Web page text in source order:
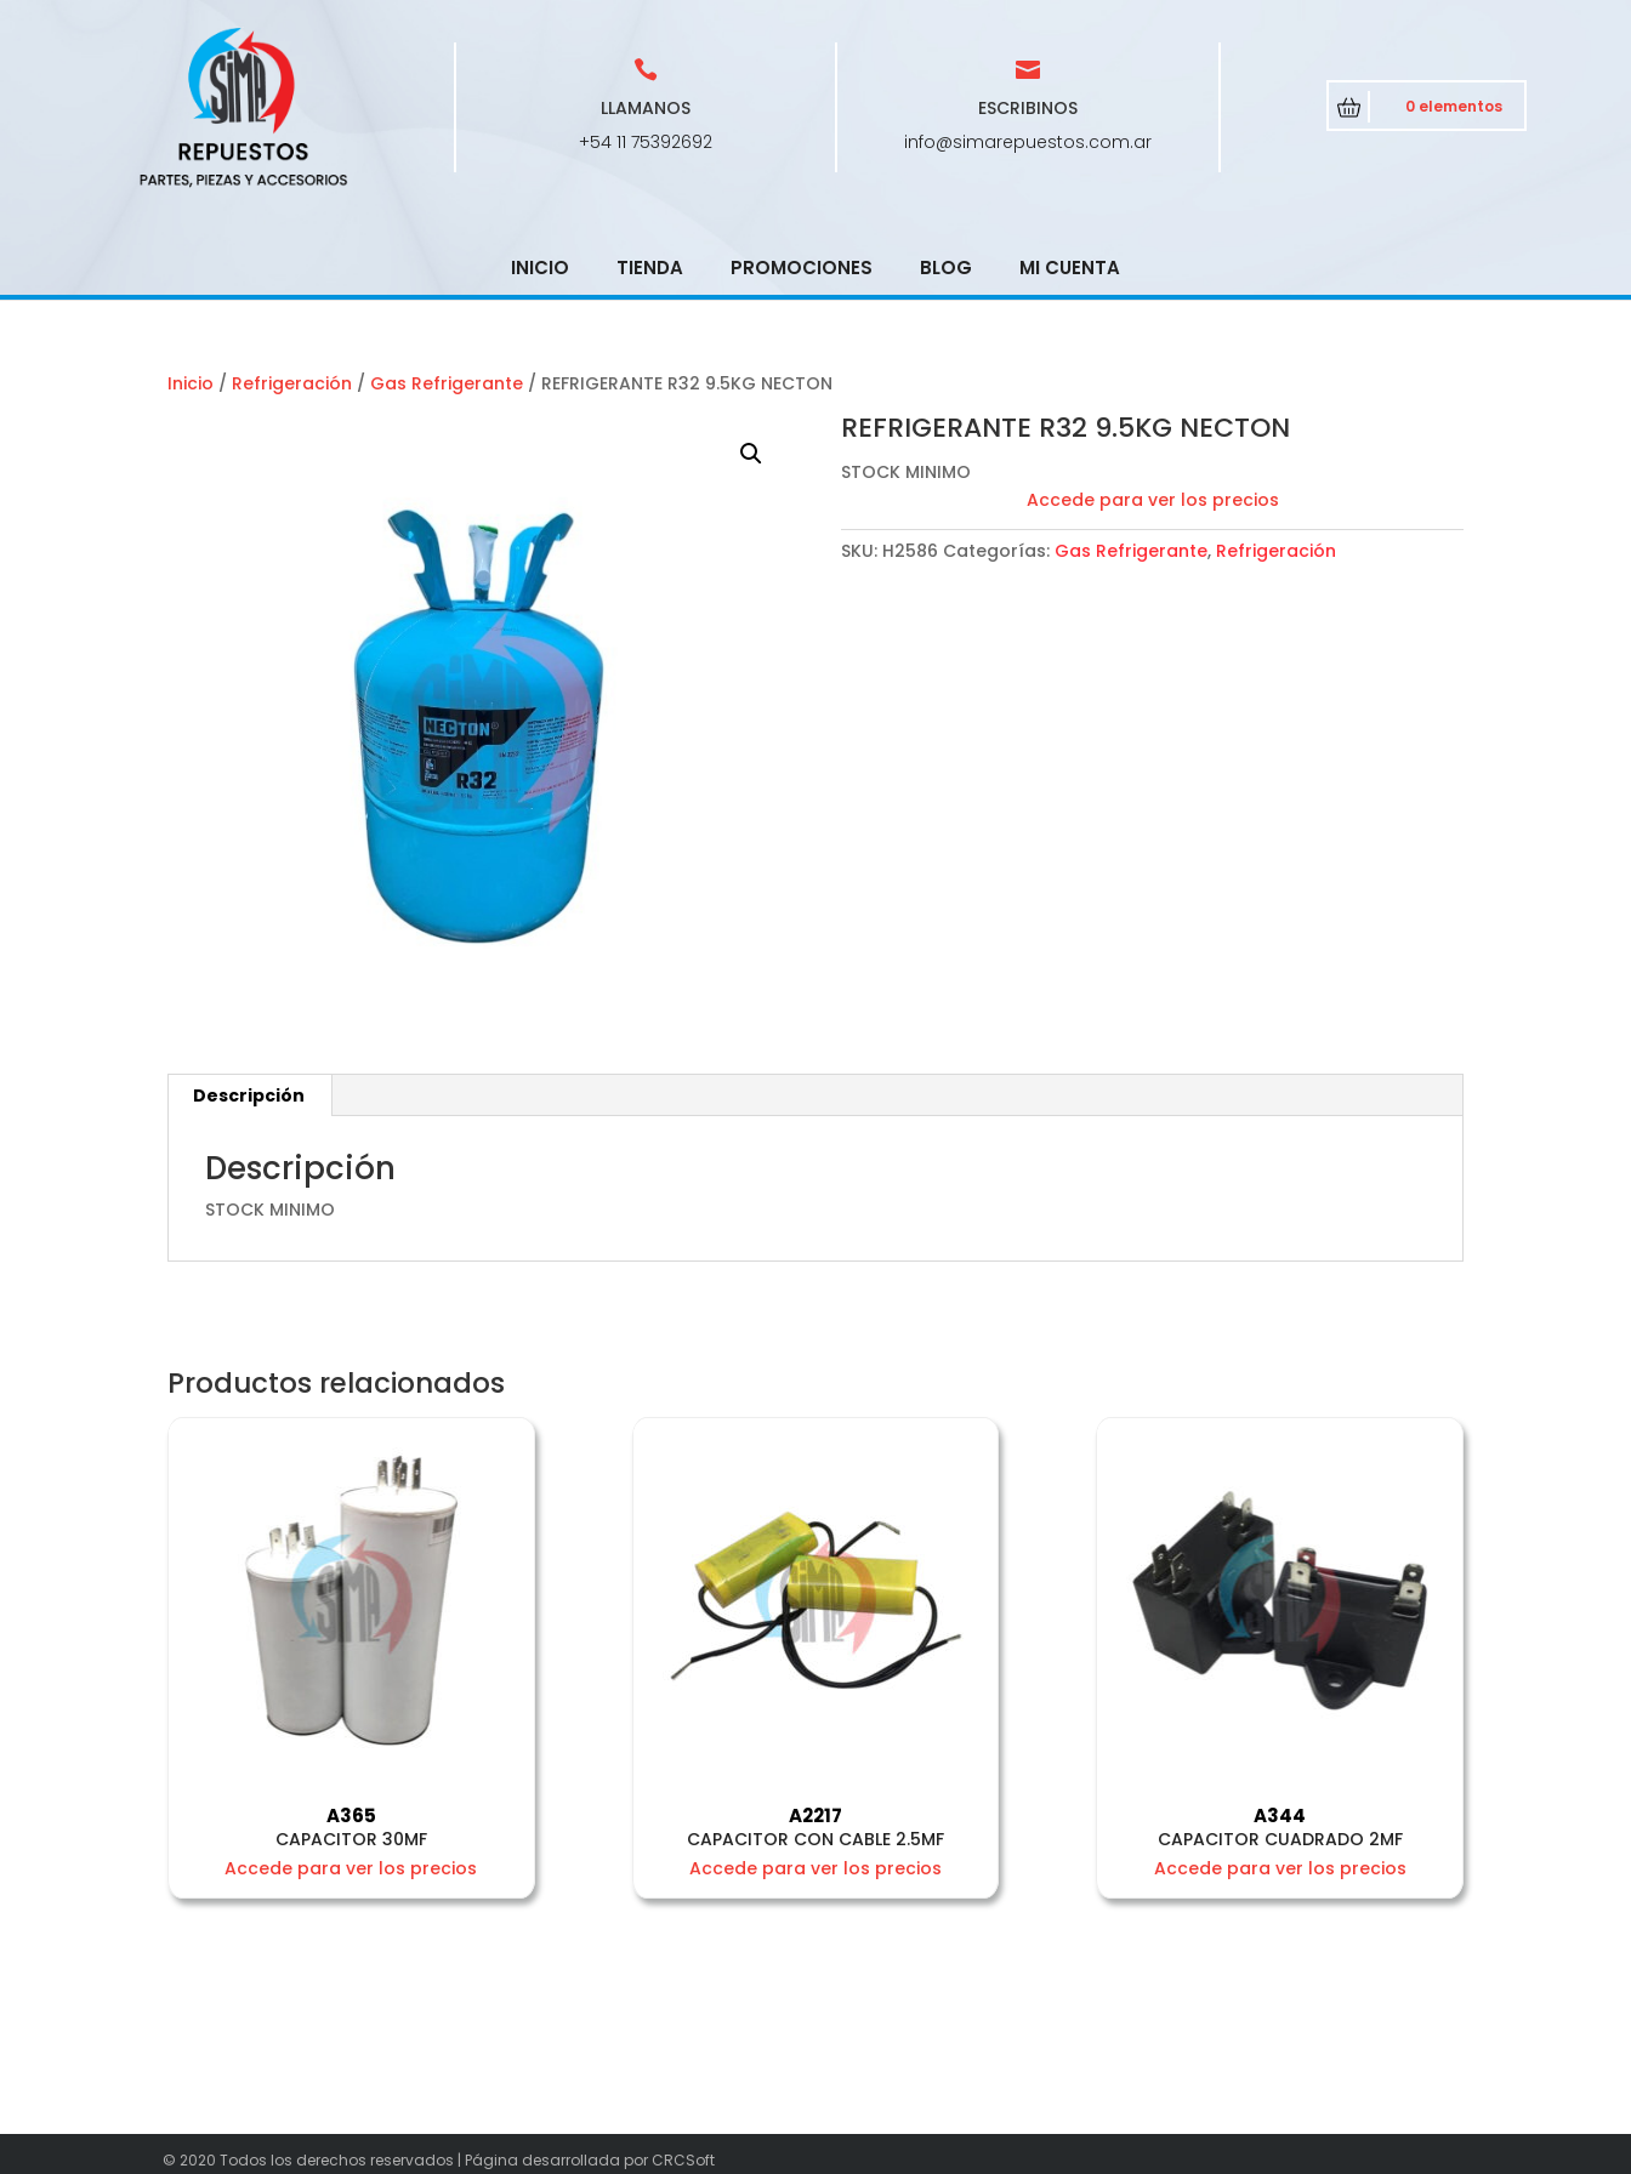
LLAMANOS
+54 11 75392692
ESCRIBINOS
info@simarepuestos.com.ar
0 elementos
INICIO TIENDA PROMOCIONES BLOG MI CUENTA
Inicio / Refrigeración / Gas Refrigerante / REFRIGERANTE R32 9.5KG NECTON
REFRIGERANTE R32 9.5KG NECTON
STOCK MINIMO
Accede para ver los precios
SKU: H2586 Categorías: Gas Refrigerante, Refrigeración
Descripción
Descripción
STOCK MINIMO
Productos relacionados
A365
CAPACITOR 30MF
Accede para ver los precios
A2217
CAPACITOR CON CABLE 2.5MF
Accede para ver los precios
A344
CAPACITOR CUADRADO 2MF
Accede para ver los precios
© 2020 Todos los derechos reservados | Página desarrollada por CRCSoft